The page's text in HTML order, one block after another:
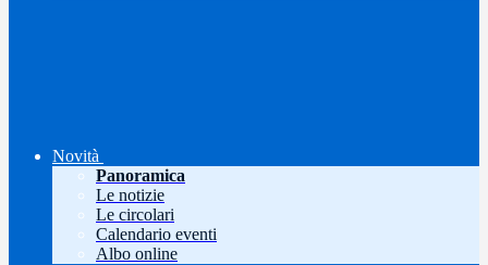
Novità
Panoramica
Le notizie
Le circolari
Calendario eventi
Albo online